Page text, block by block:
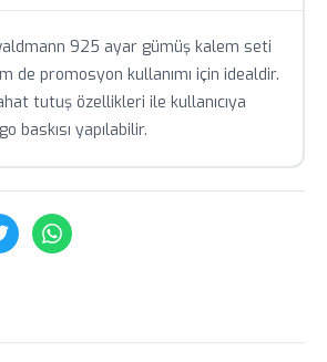
olarak değişebilir, sipariş öncesi
özel fiyat teklifi için bizimle iletişime
925 ayar gümüş kalem seti
de promosyon kullanımı için idealdir.
tutuş özellikleri ile kullanıcıya
baskısı yapılabilir.